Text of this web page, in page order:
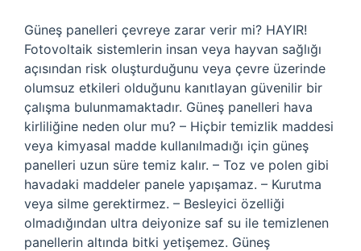
Güneş panelleri çevreye zarar verir mi? HAYIR!
Fotovoltaik sistemlerin insan veya hayvan sağlığı
açısından risk oluşturduğunu veya çevre üzerinde
olumsuz etkileri olduğunu kanıtlayan güvenilir bir
çalışma bulunmamaktadır. Güneş panelleri hava
kirliliğine neden olur mu? – Hiçbir temizlik maddesi
veya kimyasal madde kullanılmadığı için güneş
panelleri uzun süre temiz kalır. – Toz ve polen gibi
havadaki maddeler panele yapışamaz. – Kurutma
veya silme gerektirmez. – Besleyici özelliği
olmadığından ultra deiyonize saf su ile temizlenen
panellerin altında bitki yetişemez. Güneş